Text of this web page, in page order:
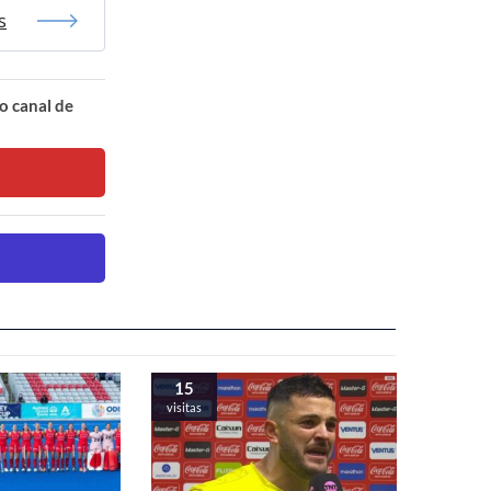
canal de
15
visitas